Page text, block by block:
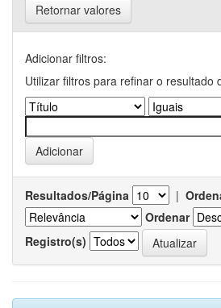
Retornar valores
Adicionar filtros:
Utilizar filtros para refinar o resultado
Resultados/Página |
Ordenar
Registro(s)